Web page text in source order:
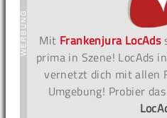
Mit Frankenjura LocAds
prima in Szene! LocAds
vernetzt dich mit allen
Umgebung! Probier